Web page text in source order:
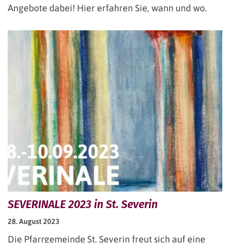
Angebote dabei! Hier erfahren Sie, wann und wo.
SEVERINALE 2023 in St. Severin
28. August 2023
Die Pfarrgemeinde St. Severin freut sich auf eine